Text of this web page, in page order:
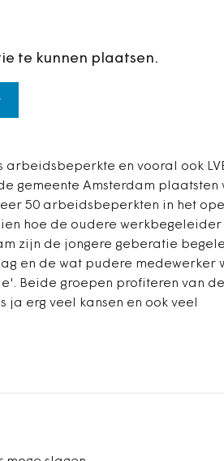
te kunnen plaatsen.
en vooral ook
gemeente Amsterdam plaatsten
50 arbeidsbeperkten in het
hoe de oudere werkbegeleider
zijn de jongere geberatie
en de wat pudere medewerker
Beide groepen profiteren van
ja erg veel kansen en ook veel